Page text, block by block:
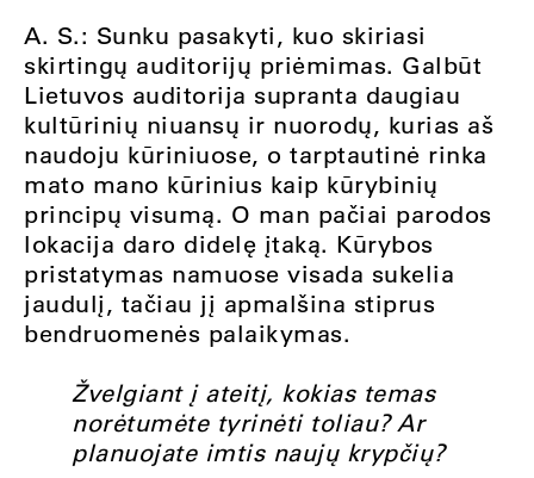
A. S.: Sunku pasakyti, kuo skiriasi
skirtingų auditorijų priėmimas. Galbūt
Lietuvos auditorija supranta daugiau
kultūrinių niuansų ir nuorodų, kurias aš
naudoju kūriniuose, o tarptautinė rinka
mato mano kūrinius kaip kūrybinių
principų visumą. O man pačiai parodos
lokacija daro didelę įtaką. Kūrybos
pristatymas namuose visada sukelia
jaudulį, tačiau jį apmalšina stiprus
bendruomenės palaikymas.
Žvelgiant į ateitį, kokias temas
norėtumėte tyrinėti toliau? Ar
planuojate imtis naujų krypčių?